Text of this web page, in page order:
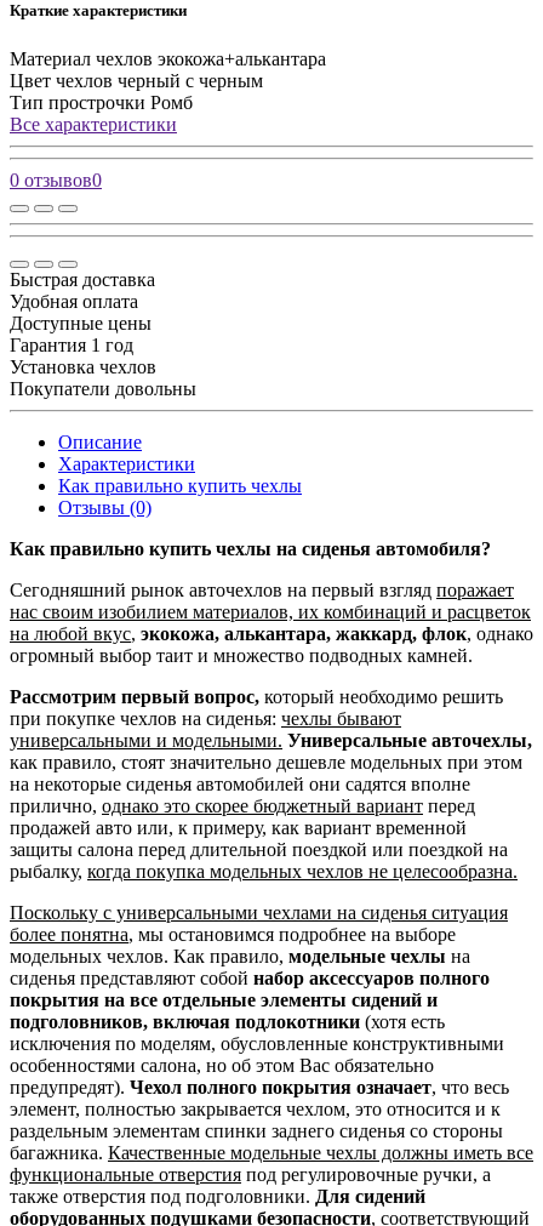
Краткие характеристики
Материал чехлов экокожа+алькантара
Цвет чехлов черный с черным
Тип прострочки Ромб
Все характеристики
0 отзывов0
Быстрая доставка
Удобная оплата
Доступные цены
Гарантия 1 год
Установка чехлов
Покупатели довольны
Описание
Характеристики
Как правильно купить чехлы
Отзывы (0)
Как правильно купить чехлы на сиденья автомобиля?
Сегодняшний рынок авточехлов на первый взгляд поражает
нас своим изобилием материалов, их комбинаций и расцветок
на любой вкус, экокожа, алькантара, жаккард, флок, однако
огромный выбор таит и множество подводных камней.
Рассмотрим первый вопрос, который необходимо решить
при покупке чехлов на сиденья: чехлы бывают
универсальными и модельными. Универсальные авточехлы,
как правило, стоят значительно дешевле модельных при этом
на некоторые сиденья автомобилей они садятся вполне
прилично, однако это скорее бюджетный вариант перед
продажей авто или, к примеру, как вариант временной
защиты салона перед длительной поездкой или поездкой на
рыбалку, когда покупка модельных чехлов не целесообразна.
Поскольку с универсальными чехлами на сиденья ситуация
более понятна, мы остановимся подробнее на выборе
модельных чехлов. Как правило, модельные чехлы на
сиденья представляют собой набор аксессуаров полного
покрытия на все отдельные элементы сидений и
подголовников, включая подлокотники (хотя есть
исключения по моделям, обусловленные конструктивными
особенностями салона, но об этом Вас обязательно
предупредят). Чехол полного покрытия означает, что весь
элемент, полностью закрывается чехлом, это относится и к
раздельным элементам спинки заднего сиденья со стороны
багажника. Качественные модельные чехлы должны иметь все
функциональные отверстия под регулировочные ручки, а
также отверстия под подголовники. Для сидений
оборудованных подушками безопасности, соответствующий